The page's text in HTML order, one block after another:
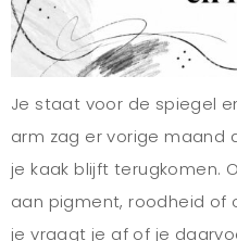
Je staat voor de spiegel
arm zag er vorige maand
je kaak blijft terugkomen.
aan pigment, roodheid of
je vraagt je af of je